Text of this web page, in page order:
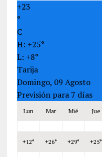
+23
°
C
H: +25°
L: +8°
Tarija
Domingo, 09 Agosto
Previsión para 7 días
Lun Mar Mié Jue
+12° +26° +29° +25°